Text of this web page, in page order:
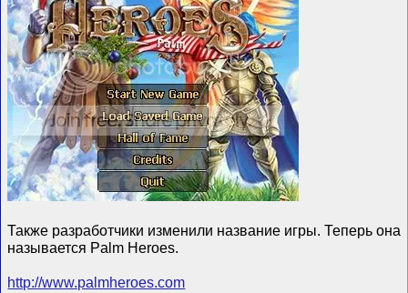
Также разработчики изменили название игры. Теперь она
называется Palm Heroes.
http://www.palmheroes.com